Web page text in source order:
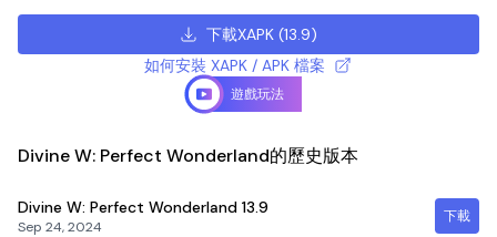
下載XAPK(13.9)
如何安裝 XAPK / APK 檔案
遊戲玩法
Divine W: Perfect Wonderland的歷史版本
Divine W: Perfect Wonderland 13.9
Sep 24, 2024
下載